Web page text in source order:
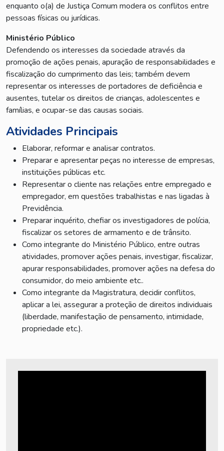
enquanto o(a) de Justiça Comum modera os conflitos entre
pessoas físicas ou jurídicas.
Ministério Público
Defendendo os interesses da sociedade através da
promoção de ações penais, apuração de responsabilidades e
fiscalização do cumprimento das leis; também devem
representar os interesses de portadores de deficiência e
ausentes, tutelar os direitos de crianças, adolescentes e
famílias, e ocupar-se das causas sociais.
Atividades Principais
Elaborar, reformar e analisar contratos.
Preparar e apresentar peças no interesse de empresas,
instituições públicas etc.
Representar o cliente nas relações entre empregado e
empregador, em questões trabalhistas e nas ligadas à
Previdência.
Preparar inquérito, chefiar os investigadores de polícia,
fiscalizar os setores de armamento e de trânsito.
Como integrante do Ministério Público, entre outras
atividades, promover ações penais, investigar, fiscalizar,
apurar responsabilidades, promover ações na defesa do
consumidor, do meio ambiente etc..
Como integrante da Magistratura, decidir conflitos,
aplicar a lei, assegurar a proteção de direitos individuais
(liberdade, manifestação de pensamento, intimidade,
propriedade etc.).